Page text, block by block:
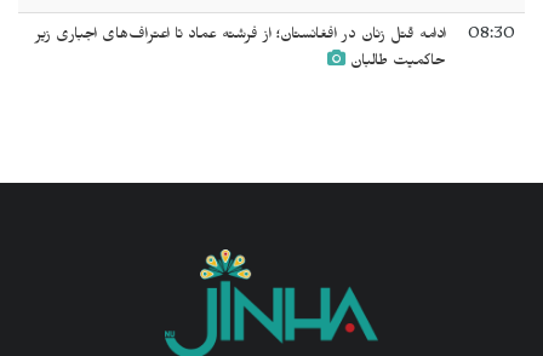
08:30
ادامه قتل زنان در افغانستان؛ از فرشته عماد تا اعتراف‌های اجباری زیر
حاکمیت طالبان